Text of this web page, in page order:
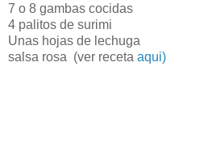
7 o 8 gambas cocidas
4 palitos de surimi
Unas hojas de lechuga
salsa rosa (ver receta aqui)